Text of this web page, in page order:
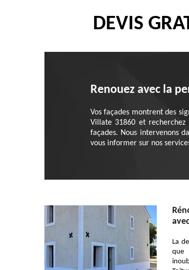
DEVIS
Renouez avec la
Vos façades montrent des
Villate 31860 et
façades. Nous intervenons
vous informer sur nos
La
que